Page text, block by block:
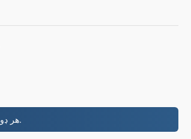
- مفت WHOIS رازداري، DNS ۽ SSL هر ڊومين تي.